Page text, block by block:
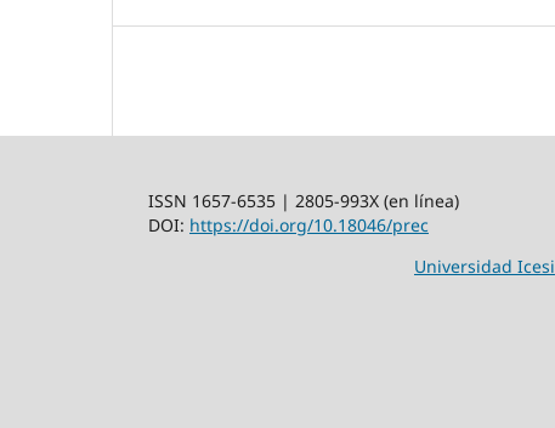
ISSN 1657-6535 | 2805-993X (en línea)
DOI: https://doi.org/10.18046/prec
Universidad Icesi